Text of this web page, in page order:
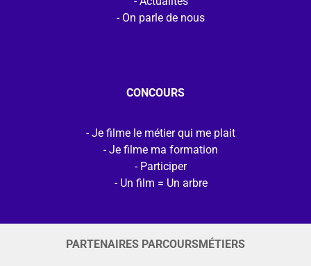
On parle de nous
CONCOURS
Je filme le métier qui me plait
Je filme ma formation
Participer
Un film = Un arbre
PARTENAIRES PARCOURSMÉTIERS